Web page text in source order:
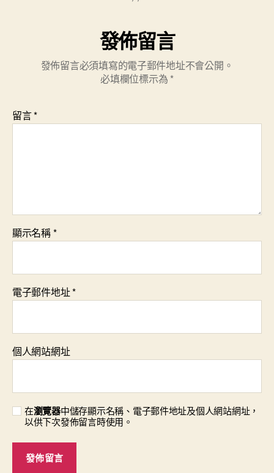
發佈留言
發佈留言必須填寫的電子郵件地址不會公開。
必填欄位標示為 *
留言*
顯示名稱*
電子郵件地址*
個人網站網址
在瀏覽器中儲存顯示名稱、電子郵件地址及個人網站網址，
以供下次發佈留言時使用。